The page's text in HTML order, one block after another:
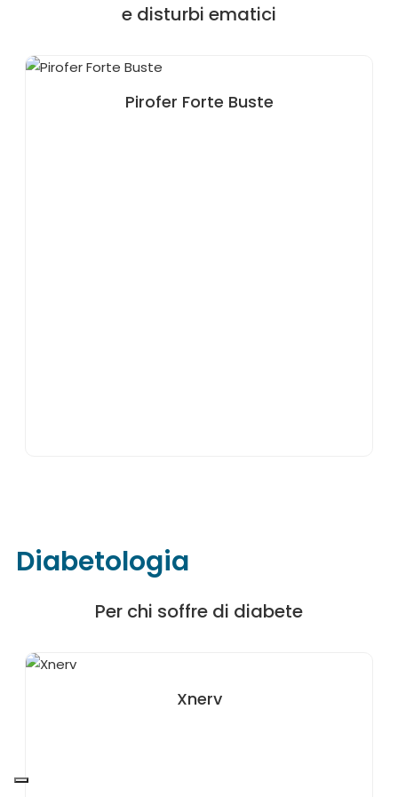
e disturbi ematici
Pirofer Forte Buste
Diabetologia
Per chi soffre di diabete
Xnerv